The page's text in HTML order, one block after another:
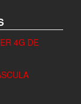
4G DE